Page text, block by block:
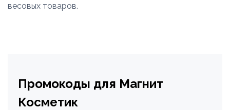
весовых товаров.
Промокоды для Магнит
Косметик